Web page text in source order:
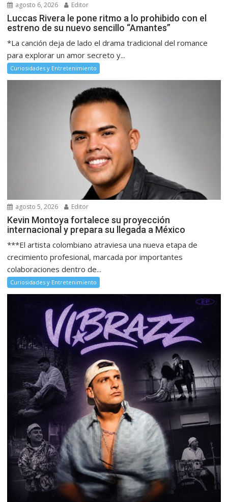
agosto 6, 2026 Editor
Luccas Rivera le pone ritmo a lo prohibido con el
estreno de su nuevo sencillo “Amantes”
*La canción deja de lado el drama tradicional del romance
para explorar un amor secreto y...
Curiosidades y Entretenimiento
agosto 5, 2026 Editor
Kevin Montoya fortalece su proyección
internacional y prepara su llegada a México
***El artista colombiano atraviesa una nueva etapa de
crecimiento profesional, marcada por importantes
colaboraciones dentro de...
Curiosidades y Entretenimiento